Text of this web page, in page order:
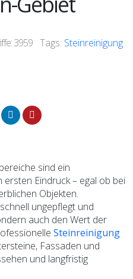
3959 Tags: Steinreinigung
sind ein
Eindruck – egal ob bei
Objekten.
ungepflegt und
auch den Wert der
Steinreinigung
Fassaden und
und langfristig